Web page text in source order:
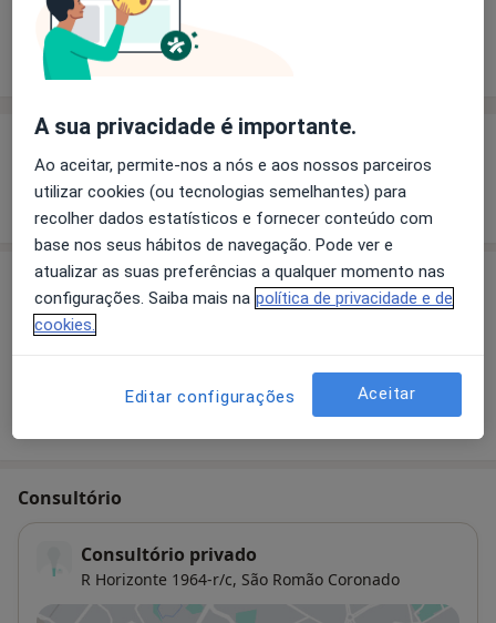
Experiência Preços
Experiência
Mostrar mais detalhes
sobre a experiência
Preços
Sem informação sobre serviços e preços
informação sobre serviços
Consultório
Consultório privado
R Horizonte 1964-r/c, São Romão Coronado
A sua privacidade é importante.
Ao aceitar, permite-nos a nós e aos nossos parceiros
utilizar cookies (ou tecnologias semelhantes) para
recolher dados estatísticos e fornecer conteúdo com
base nos seus hábitos de navegação. Pode ver e
atualizar as suas preferências a qualquer momento nas
configurações. Saiba mais na política de privacidade e de
cookies.
Editar configurações Aceitar